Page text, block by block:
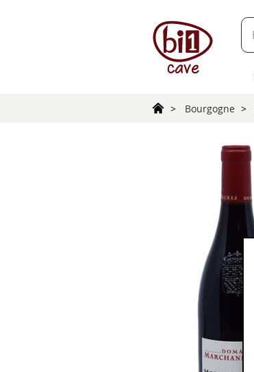
Bourgogne